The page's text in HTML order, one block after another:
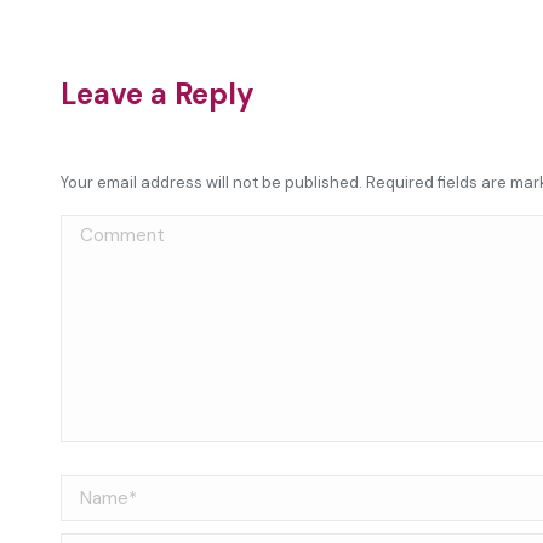
Leave a Reply
Your email address will not be published. Required fields are
Comment
Name *